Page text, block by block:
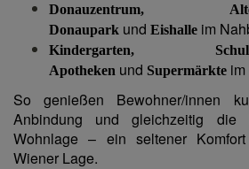
Donauzentrum,
Donaupark und Eishalle im
Kindergarten,
Apotheken und Supermärkte
So genießen Bewohner/innen
Anbindung und gleichzeitig die
Wohnlage – ein seltener
Wiener Lage.